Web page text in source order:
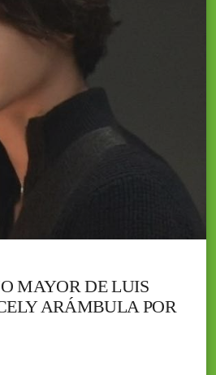
MAYOR DE LUIS
ARÁMBULA POR